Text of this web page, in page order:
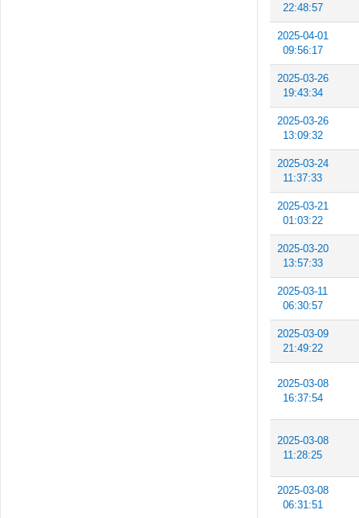
22:48:57
2025-04-01
09:56:17
2025-03-26
19:43:34
2025-03-26
13:09:32
2025-03-24
11:37:33
2025-03-21
01:03:22
2025-03-20
13:57:33
2025-03-11
06:30:57
2025-03-09
21:49:22
2025-03-08
16:37:54
2025-03-08
11:28:25
2025-03-08
06:31:51